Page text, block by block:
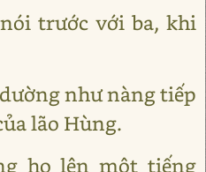
trước với ba, khi
như nàng tiếp
lão Hùng.
ho lên một tiếng